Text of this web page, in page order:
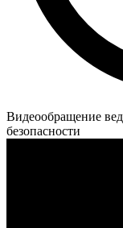
Видеообращение
безопасности